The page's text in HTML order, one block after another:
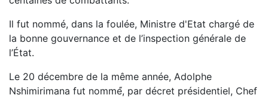
Il fut nommé, dans la foulée, Ministre d'Etat chargé de
la bonne gouvernance et de l’inspection générale de
l’État.
Le 20 décembre de la même année, Adolphe
Nshimirimana fut nommé́, par décret présidentiel, Chef